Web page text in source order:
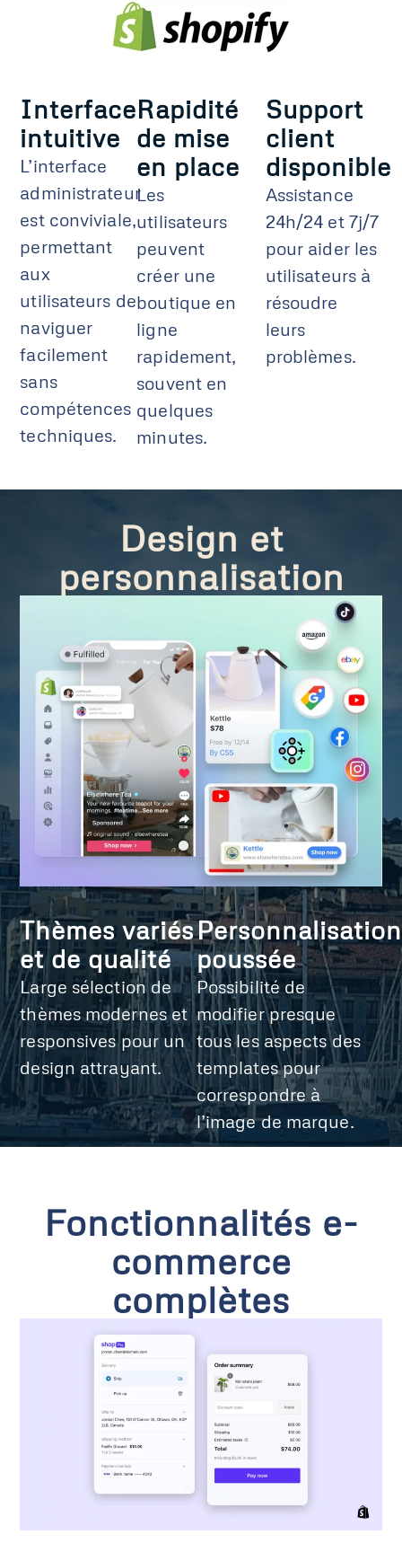
Interface
intuitive
L’interface
administrateur
est conviviale,
permettant
aux
utilisateurs de
naviguer
facilement
sans
compétences
techniques.
Rapidité
de mise
en place
Les
utilisateurs
peuvent
créer une
boutique en
ligne
rapidement,
souvent en
quelques
minutes.
Support
client
disponible
Assistance
24h/24 et 7j/7
pour aider les
utilisateurs à
résoudre
leurs
problèmes.
Thèmes variés
et de qualité
Large sélection de
thèmes modernes et
responsives pour un
design attrayant.
Personnalisation
poussée
Possibilité de
modifier presque
tous les aspects des
templates pour
correspondre à
l’image de marque.
Design et
personnalisation
Fonctionnalités e-
commerce
complètes